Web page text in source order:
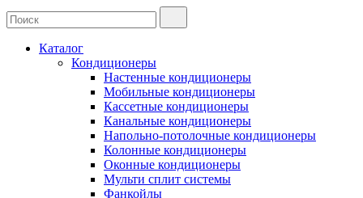
Каталог
Кондиционеры
Настенные кондиционеры
Мобильные кондиционеры
Кассетные кондиционеры
Канальные кондиционеры
Напольно-потолочные кондиционеры
Колонные кондиционеры
Оконные кондиционеры
Мульти сплит системы
Фанкойлы